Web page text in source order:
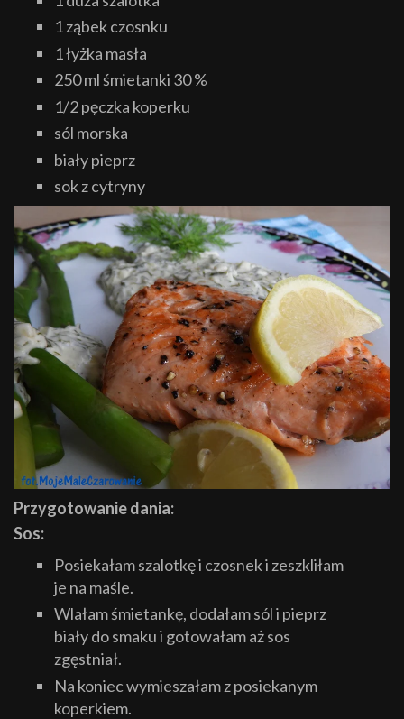
1 ząbek czosnku
1 łyżka masła
250 ml śmietanki 30 %
1/2 pęczka koperku
sól morska
biały pieprz
sok z cytryny
Przygotowanie dania:
Sos:
Posiekałam szalotkę i czosnek i zeszkliłam
je na maśle.
Wlałam śmietankę, dodałam sól i pieprz
biały do smaku i gotowałam aż sos
zgęstniał.
Na koniec wymieszałam z posiekanym
koperkiem.